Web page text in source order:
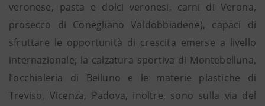
veronese, pasta e dolci veronesi, carni di Verona,
prosecco di Conegliano Valdobbiadene), capaci di
sfruttare le opportunità di crescita emerse a livello
internazionale; la calzatura sportiva di Montebelluna,
l’occhialeria di Belluno e le materie plastiche di
Treviso, Vicenza, Padova, inoltre, sono sulla via del